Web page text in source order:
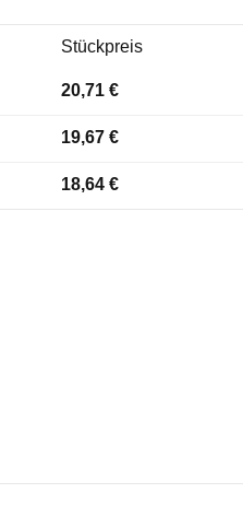
Stückpreis
20,71 €
19,67 €
18,64 €